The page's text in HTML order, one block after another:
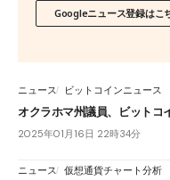
Googleニュース登録はこ
ニュース ビットコインニュース
オクラホマ州議員、ビットコ
2025年01月16日 22時34分
ニュース 仮想通貨チャート分析